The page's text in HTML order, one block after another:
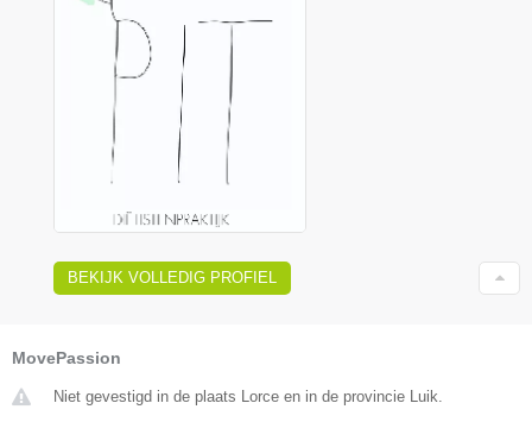
BEKIJK VOLLEDIG PROFIEL
MovePassion
Niet gevestigd in de plaats Lorce en in de provincie Luik.